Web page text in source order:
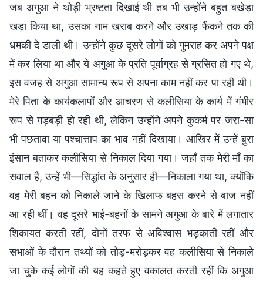
जब अगुआ ने थोड़ी भ्रष्टता दिखाई थी तब भी उन्होंने बहुत बखेड़ा
खड़ा किया था, उसका नाम खराब करने और उखाड़ फैंकने तक की
धमकी दे डाली थी। उन्होंने कुछ दूसरे लोगों को गुमराह कर अपने पक्ष
में कर लिया था और ये अगुआ के प्रति पूर्वाग्रह से ग्रसित हो गए थे,
इस वजह से अगुआ सामान्य रूप से अपना काम नहीं कर पा रही थी।
मेरे पिता के कार्यकलापों और आचरण से कलीसिया के कार्य में गंभीर
रूप से गड़बड़ी हो रही थी, लेकिन उन्होंने अपने कुकर्म पर जरा-सा
भी पछतावा या पश्चात्ताप का भाव नहीं दिखाया। आखिर में उन्हें बुरा
इंसान बताकर कलीसिया से निकाल दिया गया। जहाँ तक मेरी माँ का
सवाल है, उन्हें भी—सिद्धांत के अनुसार ही—निकाला गया था, क्योंकि
वह मेरी बहन को निकाले जाने के खिलाफ बहस करने से बाज नहीं
आ रही थीं। वह दूसरे भाई-बहनों के सामने अगुआ के बारे में लगातार
शिकायत करती रहीं, दोनों तरफ से अविश्वास भड़काती रहीं और
सभाओं के दौरान तथ्यों को तोड़-मरोड़कर वह कलीसिया से निकाले
जा चुके कई लोगों की यह कहते हुए वकालत करती रहीं कि अगुआ